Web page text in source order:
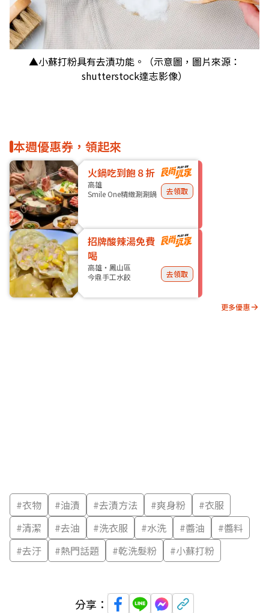
▲小蘇打粉具有去漬功能。（示意圖，圖片來源：
shutterstock達志影像）
本週優惠券，領起來
火鍋吃到飽８折
高雄
Smile One精緻涮涮鍋
去領取
招牌酸辣湯免費
喝
高雄・鳳山區
今鼎手工水餃
去領取
更多優惠
#衣物 #油漬 #去漬方法 #爽身粉 #衣服
#清潔 #去油 #洗衣服 #水洗 #醬油 #醬料
#去汙 #熱門話題 #乾洗髮粉 #小蘇打粉
分享：